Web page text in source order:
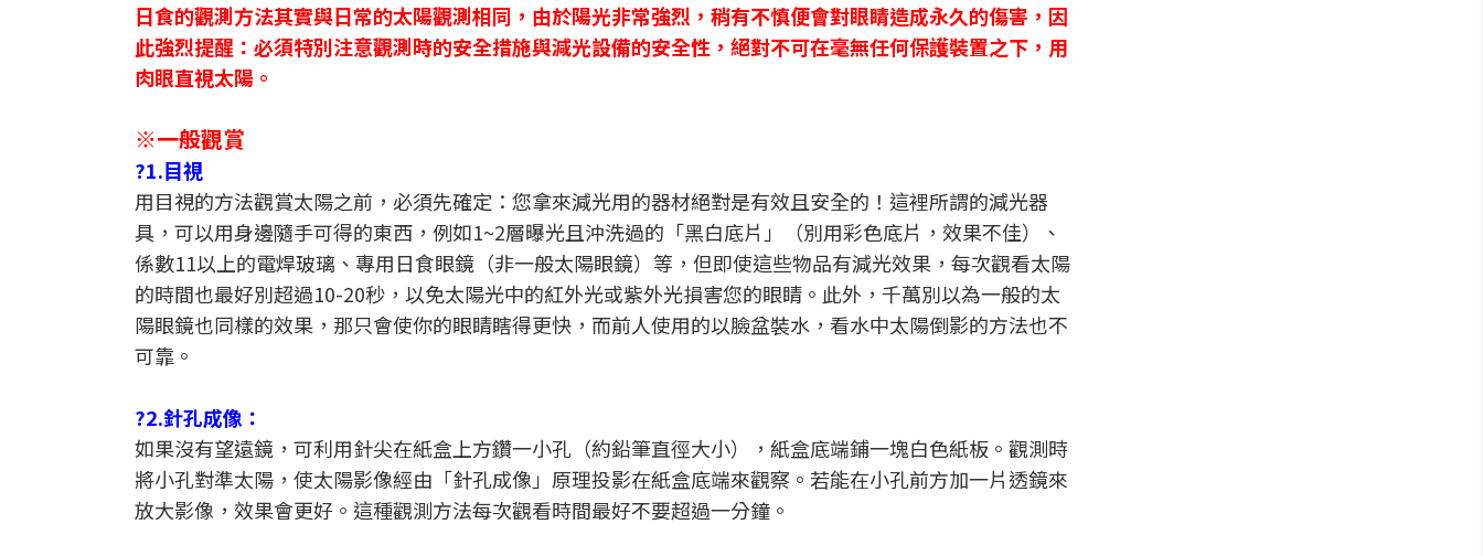
日食的觀測方法其實與日常的太陽觀測相同，由於陽光非常強烈，稍有不慎便會對眼睛造成永久的傷害，因
此強烈提醒：必須特別注意觀測時的安全措施與減光設備的安全性，絕對不可在毫無任何保護裝置之下，用
肉眼直視太陽。
※一般觀賞
?1.目視
用目視的方法觀賞太陽之前，必須先確定：您拿來減光用的器材絕對是有效且安全的！這裡所謂的減光器
具，可以用身邊隨手可得的東西，例如1~2層曝光且沖洗過的「黑白底片」（別用彩色底片，效果不佳）、
係數11以上的電焊玻璃、專用日食眼鏡（非一般太陽眼鏡）等，但即使這些物品有減光效果，每次觀看太陽
的時間也最好別超過10-20秒，以免太陽光中的紅外光或紫外光損害您的眼睛。此外，千萬別以為一般的太
陽眼鏡也同樣的效果，那只會使你的眼睛瞎得更快，而前人使用的以臉盆裝水，看水中太陽倒影的方法也不
可靠。
?2.針孔成像：
如果沒有望遠鏡，可利用針尖在紙盒上方鑽一小孔（約鉛筆直徑大小），紙盒底端鋪一塊白色紙板。觀測時
將小孔對準太陽，使太陽影像經由「針孔成像」原理投影在紙盒底端來觀察。若能在小孔前方加一片透鏡來
放大影像，效果會更好。這種觀測方法每次觀看時間最好不要超過一分鐘。